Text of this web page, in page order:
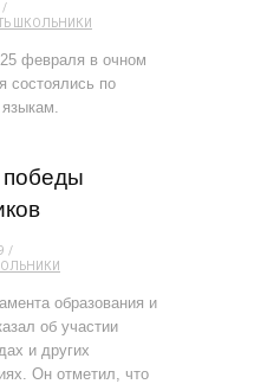
ШКОЛЬНИКИ
февраля в очном
состоялись по
победы
образования и
об участии
и других
Он отметил, что